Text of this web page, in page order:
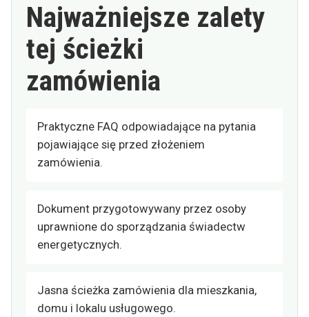
Najważniejsze zalety
tej ścieżki
zamówienia
Praktyczne FAQ odpowiadające na pytania
pojawiające się przed złożeniem
zamówienia.
Dokument przygotowywany przez osoby
uprawnione do sporządzania świadectw
energetycznych.
Jasna ścieżka zamówienia dla mieszkania,
domu i lokalu usługowego.